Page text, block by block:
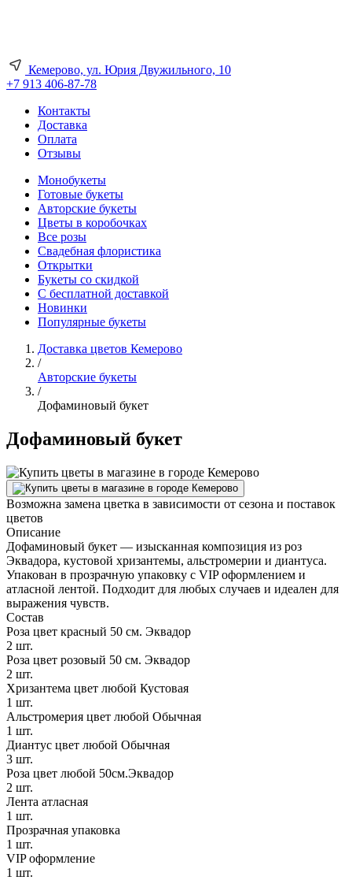
Кемерово, ул. Юрия Двужильного, 10
+7 913 406-87-78
Контакты
Доставка
Оплата
Отзывы
Монобукеты
Готовые букеты
Авторские букеты
Цветы в коробочках
Все розы
Свадебная флористика
Открытки
Букеты со скидкой
С бесплатной доставкой
Новинки
Популярные букеты
Доставка цветов Кемерово
/
Авторские букеты
/
Дофаминовый букет
Дофаминовый букет
Возможна замена цветка в зависимости от сезона и поставок
цветов
Описание
Дофаминовый букет — изысканная композиция из роз
Эквадора, кустовой хризантемы, альстромерии и диантуса.
Упакован в прозрачную упаковку с VIP оформлением и
атласной лентой. Подходит для любых случаев и идеален для
выражения чувств.
Состав
Роза цвет красный 50 см. Эквадор
2 шт.
Роза цвет розовый 50 см. Эквадор
2 шт.
Хризантема цвет любой Кустовая
1 шт.
Альстромерия цвет любой Обычная
1 шт.
Диантус цвет любой Обычная
3 шт.
Роза цвет любой 50см.Эквадор
2 шт.
Лента атласная
1 шт.
Прозрачная упаковка
1 шт.
VIP оформление
1 шт.